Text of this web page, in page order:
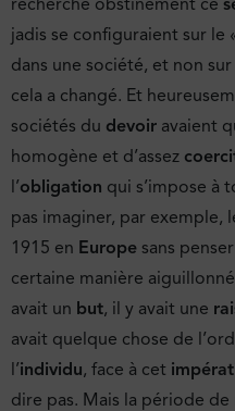
jadis se configuraient sur le
dans une société, et non sur
cela a changé. Et
sociétés du devoir avaient
homogène et d’assez
l’obligation qui s’impose à
pas imaginer, par exemple,
1915 en Europe sans
certaine manière
avait un but, il y avait une
avait quelque chose de
l’individu, face à cet
dire pas. Mais la période de